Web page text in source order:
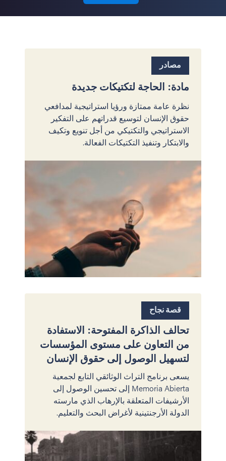
مصادر
مادة: الحاجة لتكتيكات جديدة
نظرة عامة ممتازة ورؤيا استراتيجية لمدافعي
حقوق الإنسان لتوسيع قدراتهم على التفكير
الاستراتيجي والتكتيكي من أجل تنويع وتكيف
والابتكار وتنفيذ التكتيكات الفعالة.
قصة نجاح
تحالف الذاكرة المفتوحة: الاستفادة
من التعاون على مستوى المؤسسات
لتسهيل الوصول إلى حقوق الإنسان
يسعى برنامج التراث الوثائقي التابع لجمعية
Memoria Abierta إلى تحسين الوصول إلى
الأرشيفات المتعلقة بالإرهاب الذي مارسته
الدولة الأرجنتينية لأغراض البحث والتعليم.